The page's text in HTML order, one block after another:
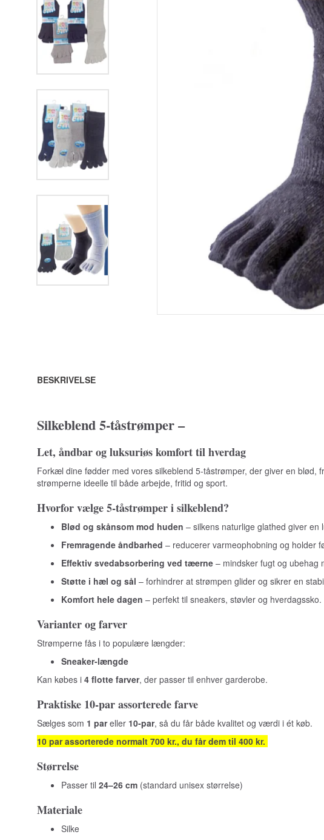
BESKRIVELSE
Silkeblend 5‑tåstrømper –
Let, åndbar og luksuriøs komfort til hverdag
Forkæl dine fødder med vores silkeblend 5‑tåstrømper, der giver en
strømperne ideelle til både arbejde, fritid og sport.
Hvorfor vælge 5‑tåstrømper i silkeblend?
Blød og skånsom mod huden – silkens naturlige glathed giver en
Fremragende åndbarhed – reducerer varmeophobning og holder
Effektiv svedabsorbering ved tæerne – mindsker fugt og ubehag
Støtte i hæl og sål – forhindrer at strømpen glider og sikrer en
Komfort hele dagen – perfekt til sneakers, støvler og hverdagssko.
Varianter og farver
Strømperne fås i to populære længder:
Sneaker‑længde
Kan købes i 4 flotte farver, der passer til enhver garderobe.
Praktiske 10‑par assorterede farve
Sælges som 1 pareller 10‑par, så du får både kvalitet og værdi i ét køb.
10 par assorterede normalt 700 kr., du får dem til 400 kr.
Størrelse
Passer til 24–26 cm (standard unisex størrelse)
Materiale
Silke